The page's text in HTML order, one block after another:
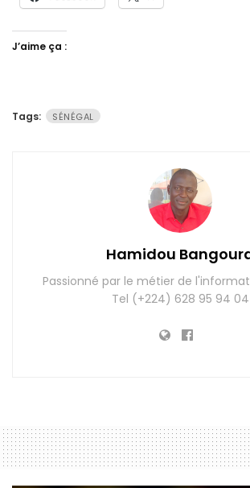
J’aime ça :
Tags: SÉNÉGAL
Hamidou
Passionné par le métier de
Tel (+224) 628 95 94 04